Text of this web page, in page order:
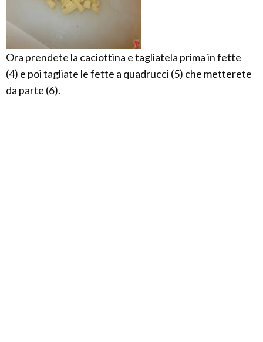
Ora prendete la caciottina e tagliatela prima in fette
(4) e poi tagliate le fette a quadrucci (5) che metterete
da parte (6).